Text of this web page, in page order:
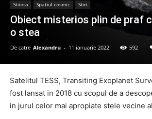
Stiinta Spatiul cosmic Stiri
Obiect misterios plin de praf
o stea
De catre Alexandru - 11 ianuarie 2022 592
Satelitul TESS, Transiting Exoplanet
fost lansat in 2018 cu scopul de a
in jurul celor mai apropiate stele vecine